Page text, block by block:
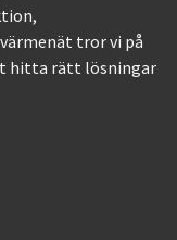
tror vi på
hitta rätt lösningar